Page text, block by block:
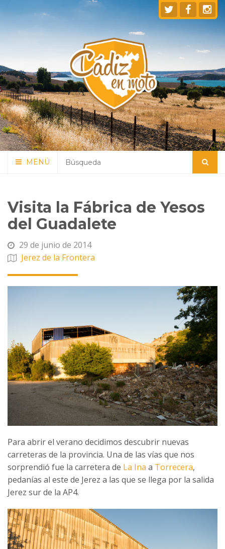
MENÚ
Visita la Fábrica de Yesos
del Guadalete
29 de junio de 2014
Jerez de la Frontera
Para abrir el verano decidimos descubrir nuevas
carreteras de la provincia. Una de las vías que nos
sorprendió fue la carretera de La Ina a Torrecera,
pedanías al este de Jerez a las que se llega por la salida
Jerez sur de la AP4.